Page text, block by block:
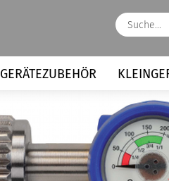
GERÄTEZUBEHÖR